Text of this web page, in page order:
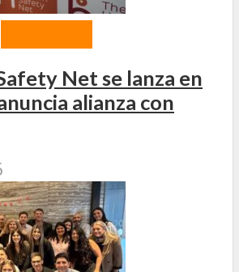
Net se lanza en
alianza con